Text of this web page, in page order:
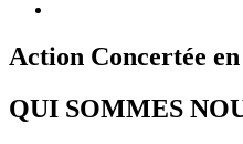
Action Concertée
QUI SOMMES